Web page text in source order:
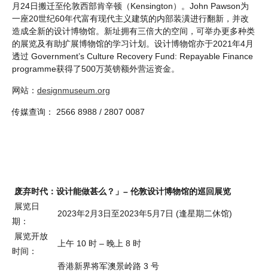
月24日搬迁至伦敦西部肯辛顿（Kensington）。John Pawson为
一座20世纪60年代富有现代主义建筑的内部装潢进行翻新，并改
造成全新的设计博物馆。新址拥有三倍大的空间，可举办更多种类
的展览及有助扩展博物馆的学习计划。设计博物馆亦于2021年4月
透过 Government’s Culture Recovery Fund: Repayable Finance
programme获得了500万英镑额外营运资金。
网站： designmuseum.org
传媒查询： 2566 8988 / 2807 0087
废弃时代：设计能做甚么？」– 伦敦设计博物馆的巡回展览
展览日
期：
2023年2月3日至2023年5月7日 (逢星期二休馆)
展览开放
时间：
上午 10 时 – 晚上 8 时
香港新界将军澳景岭路 3 号